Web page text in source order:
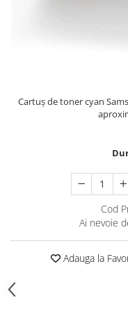
Cartuș de toner cyan
Cod
Ai nevoie
Adauga la